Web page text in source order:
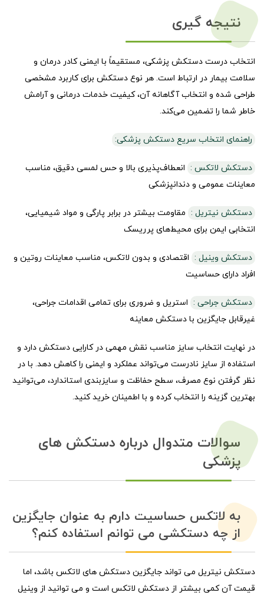
نتیجه گیری
انتخاب درست دستکش پزشکی، مستقیماً با ایمنی کادر درمان و
سلامت بیمار در ارتباط است. هر نوع دستکش برای کاربرد مشخصی
طراحی شده و انتخاب آگاهانه آن، کیفیت خدمات درمانی و آرامش
خاطر شما را تضمین می‌کند.
راهنمای انتخاب سریع دستکش پزشکی:
دستکش لاتکس : انعطاف‌پذیری بالا و حس لمسی دقیق، مناسب
معاینات عمومی و دندانپزشکی
دستکش نیتریل : مقاومت بیشتر در برابر پارگی و مواد شیمیایی،
انتخابی ایمن برای محیط‌های پرریسک
دستکش وینیل : اقتصادی و بدون لاتکس، مناسب معاینات روتین و
افراد دارای حساسیت
دستکش جراحی : استریل و ضروری برای تمامی اقدامات جراحی،
غیرقابل جایگزین با دستکش معاینه
در نهایت انتخاب سایز مناسب نقش مهمی در کارایی دستکش دارد و
استفاده از سایز نادرست می‌تواند عملکرد و ایمنی را کاهش دهد. با در
نظر گرفتن نوع مصرف، سطح حفاظت و سایزبندی استاندارد، می‌توانید
بهترین گزینه را انتخاب کرده و با اطمینان خرید کنید.
سوالات متدوال درباره دستکش های
پزشکی
به لاتکس حساسیت دارم به عنوان جایگزین
از چه دستکشی می توانم استفاده کنم؟
دستکش نیتریل می تواند جایگزین دستکش های لاتکس باشد، اما
قیمت آن کمی بیشتر از دستکش لاتکس است و می توانید از وینیل